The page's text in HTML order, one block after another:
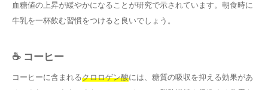
血糖値の上昇が緩やかになることが研究で示されています。朝食時に
牛乳を一杯飲む習慣をつけると良いでしょう。
☕ コーヒー
コーヒーに含まれるクロロゲン酸には、糖質の吸収を抑える効果があ